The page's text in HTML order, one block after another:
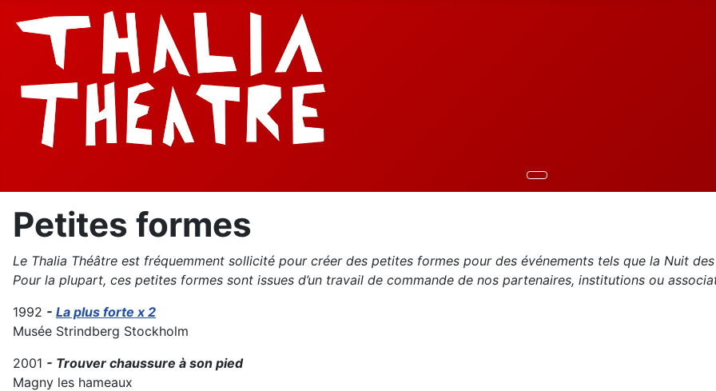
Petites formes
Le Thalia Théâtre est fréquemment sollicité pour créer des petites formes pour des événements tels que la Nuit
Pour la plupart, ces petites formes sont issues d’un travail de commande de nos partenaires, institutions ou
1992 - La plus forte x 2
Musée Strindberg Stockholm
2001 - Trouver chaussure à son pied
Magny les hameaux